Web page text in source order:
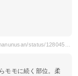
モモに続く部位。柔